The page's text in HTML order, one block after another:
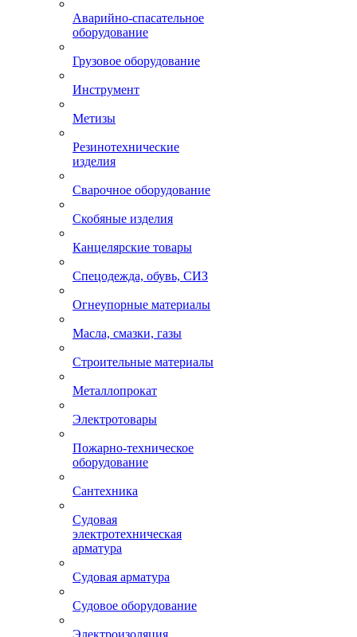
Аварийно-спасательное
оборудование
Грузовое оборудование
Инструмент
Метизы
Резинотехнические
изделия
Сварочное оборудование
Скобяные изделия
Канцелярские товары
Спецодежда, обувь, СИЗ
Огнеупорные материалы
Масла, смазки, газы
Строительные материалы
Металлопрокат
Электротовары
Пожарно-техническое
оборудование
Сантехника
Судовая
электротехническая
арматура
Судовая арматура
Судовое оборудование
Электроизоляция